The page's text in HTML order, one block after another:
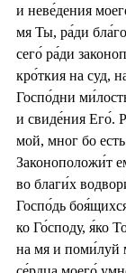
и неве́дения
мя Ты, ра́ди
сего́ ра́ди
кро́ткия на суд,
Госпо́дни
и свиде́ния Его́.
мой, мног бо
Законоположи́т
во благи́х
Госпо́дь
ко Го́споду, я́ко
на мя и поми́луй